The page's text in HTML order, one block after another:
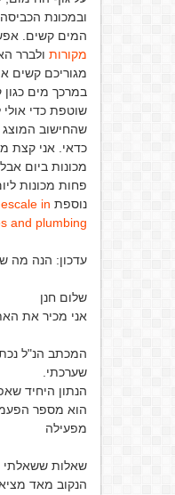
ובמכונת
המים קשים.
מקורות ולברר
מגוריכם קשים
במרכך מים כגון
שוטפת כדי
שהחישוב המוצג
כדאי. אני קצת
מכונות ביום
פחות מכונות
נוספת in
and plumbing
עדכון: הנה מה
שלום חנן
אני מכיר את
המכתב הנ"ל
שערכתי.
הנתון היחיד
הוא מספר
מפעילה
שאלות
הנקוב מאד